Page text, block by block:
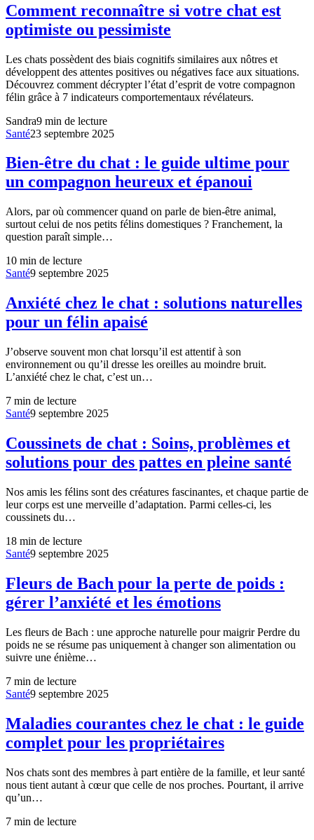
Comment reconnaître si votre chat est
optimiste ou pessimiste
Les chats possèdent des biais cognitifs similaires aux nôtres et
développent des attentes positives ou négatives face aux situations.
Découvrez comment décrypter l’état d’esprit de votre compagnon
félin grâce à 7 indicateurs comportementaux révélateurs.
Sandra9 min de lecture
Santé23 septembre 2025
Bien-être du chat : le guide ultime pour
un compagnon heureux et épanoui
Alors, par où commencer quand on parle de bien-être animal,
surtout celui de nos petits félins domestiques ? Franchement, la
question paraît simple…
10 min de lecture
Santé9 septembre 2025
Anxiété chez le chat : solutions naturelles
pour un félin apaisé
J’observe souvent mon chat lorsqu’il est attentif à son
environnement ou qu’il dresse les oreilles au moindre bruit.
L’anxiété chez le chat, c’est un…
7 min de lecture
Santé9 septembre 2025
Coussinets de chat : Soins, problèmes et
solutions pour des pattes en pleine santé
Nos amis les félins sont des créatures fascinantes, et chaque partie de
leur corps est une merveille d’adaptation. Parmi celles-ci, les
coussinets du…
18 min de lecture
Santé9 septembre 2025
Fleurs de Bach pour la perte de poids :
gérer l’anxiété et les émotions
Les fleurs de Bach : une approche naturelle pour maigrir Perdre du
poids ne se résume pas uniquement à changer son alimentation ou
suivre une énième…
7 min de lecture
Santé9 septembre 2025
Maladies courantes chez le chat : le guide
complet pour les propriétaires
Nos chats sont des membres à part entière de la famille, et leur santé
nous tient autant à cœur que celle de nos proches. Pourtant, il arrive
qu’un…
7 min de lecture